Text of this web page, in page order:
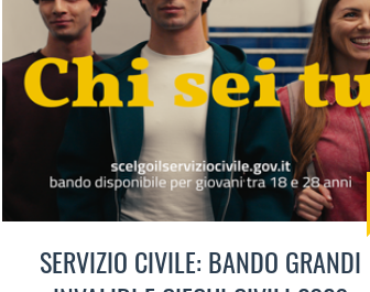
SERVIZIO CIVILE: BANDO GRANDI